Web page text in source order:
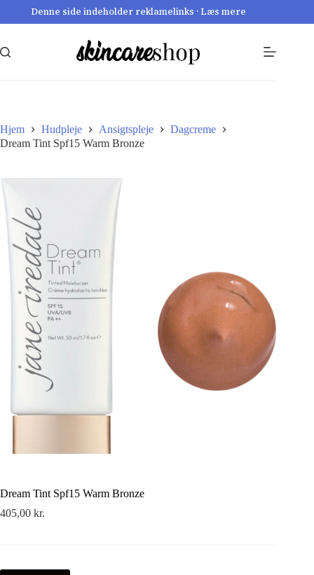
Denne side indeholder reklamelinks · Læs mere
Hjem Hudpleje Ansigtspleje
Dagcreme
Dream Tint Spf15 Warm Bronze
Dream Tint Spf15 Warm Bronze
405,00 kr.